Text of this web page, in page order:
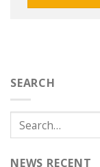
SEARCH
NEWS RECENT